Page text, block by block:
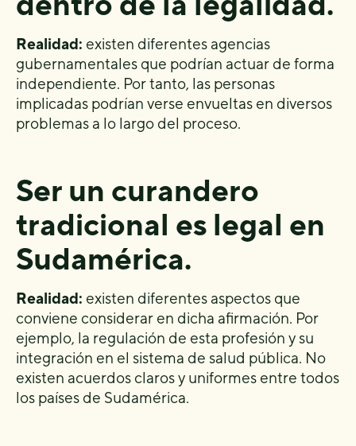
Realidad: existen diferentes agencias
gubernamentales que podrían actuar de forma
independiente. Por tanto, las personas
implicadas podrían verse envueltas en diversos
problemas a lo largo del proceso.
Ser un curandero
tradicional es legal en
Sudamérica.
Realidad: existen diferentes aspectos que
conviene considerar en dicha afirmación. Por
ejemplo, la regulación de esta profesión y su
integración en el sistema de salud pública. No
existen acuerdos claros y uniformes entre todos
los países de Sudamérica.